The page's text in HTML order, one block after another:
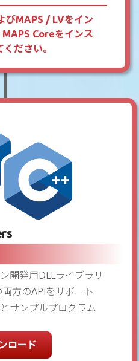
びMAPS / LVをイン
Coreをインス
ください。
開発用DLLライブラリ
方のAPIをサポート
サンプルプログラム
ロード